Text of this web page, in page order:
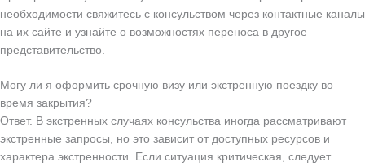
необходимости свяжитесь с консульством через контактные каналы
на их сайте и узнайте о возможностях переноса в другое
представительство.
Могу ли я оформить срочную визу или экстренную поездку во
время закрытия?
Ответ. В экстренных случаях консульства иногда рассматривают
экстренные запросы, но это зависит от доступных ресурсов и
характера экстренности. Если ситуация критическая, следует